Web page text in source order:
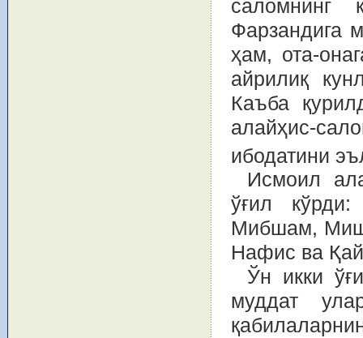
саломнинг
Фарзандига
ҳам, ота-
айрилиқ
Каъба
алайҳис-
ибодатини
Исмоил
ўғил
Мибшам,
Нафис ва
Ўн икки
муддат